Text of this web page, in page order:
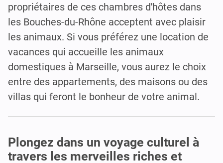
propriétaires de ces chambres d'hôtes dans
les Bouches-du-Rhône acceptent avec plaisir
les animaux. Si vous préférez une location de
vacances qui accueille les animaux
domestiques à Marseille, vous aurez le choix
entre des appartements, des maisons ou des
villas qui feront le bonheur de votre animal.
Plongez dans un voyage culturel à
travers les merveilles riches et